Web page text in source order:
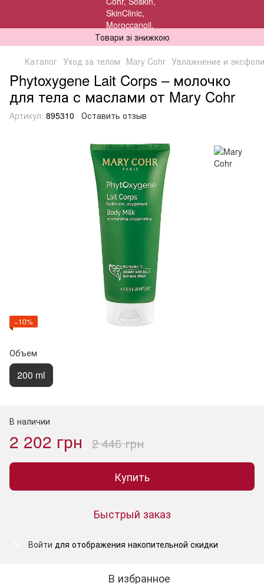
Товари зі знижкою
Каталог Уход за телом Mary Cohr Увлажнение и
Phytoxygene Lait Corps – молочко
для тела с маслами от Mary Cohr
Артикул: 895310 Оставить отзыв
−10%
Объем
200 ml
В наличии
2 202 грн 2 446 грн
Купить
Быстрый заказ
Войти для отображения накопительной скидки
В избранное